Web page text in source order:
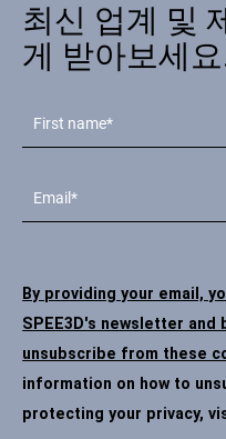
최신 업계 및
게 받아보세
By providing your email,
SPEE3D's newsletter
unsubscribe from these
information on how to
protecting your privacy,